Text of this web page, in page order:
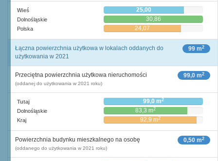
Wieś 25,00
Dolnośląskie 30,86
Polska 24,07
99 m2
Łączna powierzchnia użytkowa w lokalach oddanych do
użytkowania w 2021
99,0 m2
Przeciętna powierzchnia użytkowa nieruchomości
(oddanej do użytkowania w 2021 roku)
Tutaj 99,0 m2
Dolnośląskie 83,3 m2
Kraj 92,9 m2
0,50 m2
Powierzchnia budynku mieszkalnego na osobę
(oddanego do użytkowania w 2021 roku)